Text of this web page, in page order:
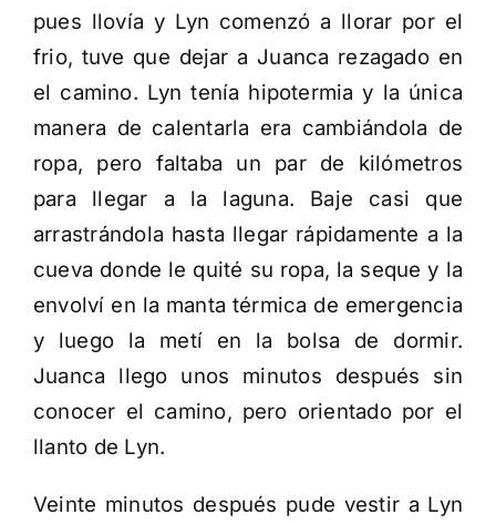
pues llovía y Lyn comenzó a llorar por el
frio, tuve que dejar a Juanca rezagado en
el camino. Lyn tenía hipotermia y la única
manera de calentarla era cambiándola de
ropa, pero faltaba un par de kilómetros
para llegar a la laguna. Baje casi que
arrastrándola hasta llegar rápidamente a la
cueva donde le quité su ropa, la seque y la
envolví en la manta térmica de emergencia
y luego la metí en la bolsa de dormir.
Juanca llego unos minutos después sin
conocer el camino, pero orientado por el
llanto de Lyn.
Veinte minutos después pude vestir a Lyn